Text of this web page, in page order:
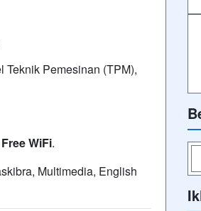
Teknik Pemesinan (TPM),
Free WiFi.
Multimedia, English